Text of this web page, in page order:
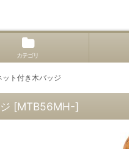
カテゴリ
ット付き木バッジ
[MTB56MH-]